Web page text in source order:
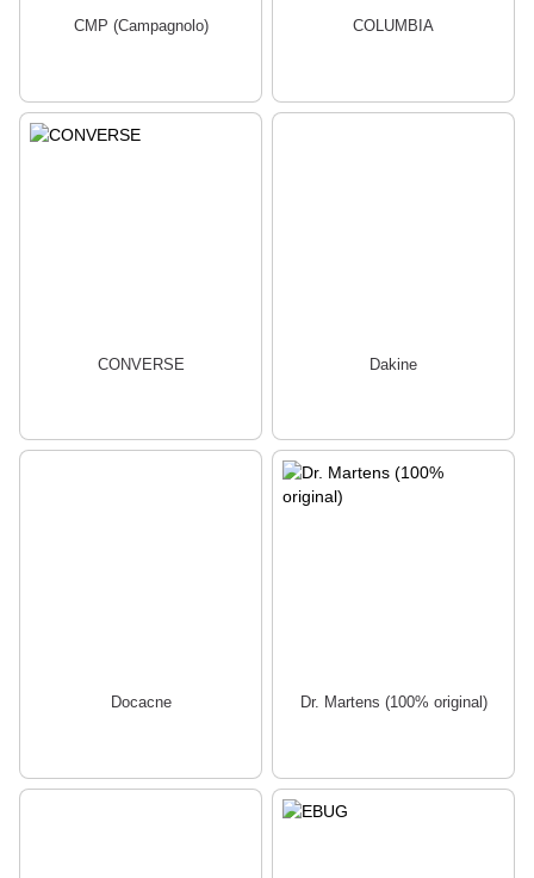
CMP (Campagnolo) COLUMBIA
CONVERSE Dakine
Docacne Dr. Martens (100% original)